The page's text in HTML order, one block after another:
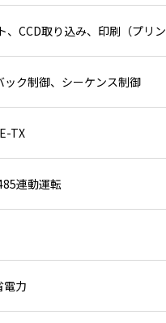
、CCD取り込み、印刷（プリン
ック制御、シーケンス制御
TX
連動運転
力